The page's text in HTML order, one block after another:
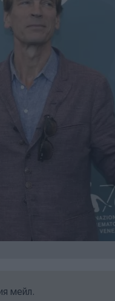
мейл.